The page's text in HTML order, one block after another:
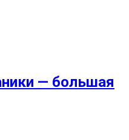
— большая